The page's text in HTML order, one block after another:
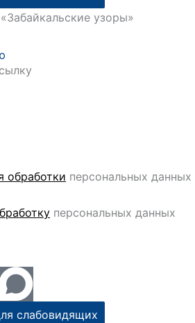
узоры»
обработки персональных данных
персональных данных
слабовидящих